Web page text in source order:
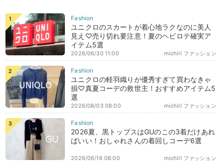
ユニクロのスカートが着心地ラクなのに美人
見え♡売り切れ要注意！夏のヘビロテ確実ア
イテム5選
michill ファッション
2026/06/30 11:00
ユニクロの軽羽織りが優秀すぎて買わなきゃ
損♡真夏コーデの救世主！おすすめアイテム5
選
michill ファッション
2026/08/03 08:00
2026夏、黒トップスはGUのこの3着だけあれ
ばいい！おしゃれさんの着回しコーデ6選
michill ファッション
2026/06/16 08:00